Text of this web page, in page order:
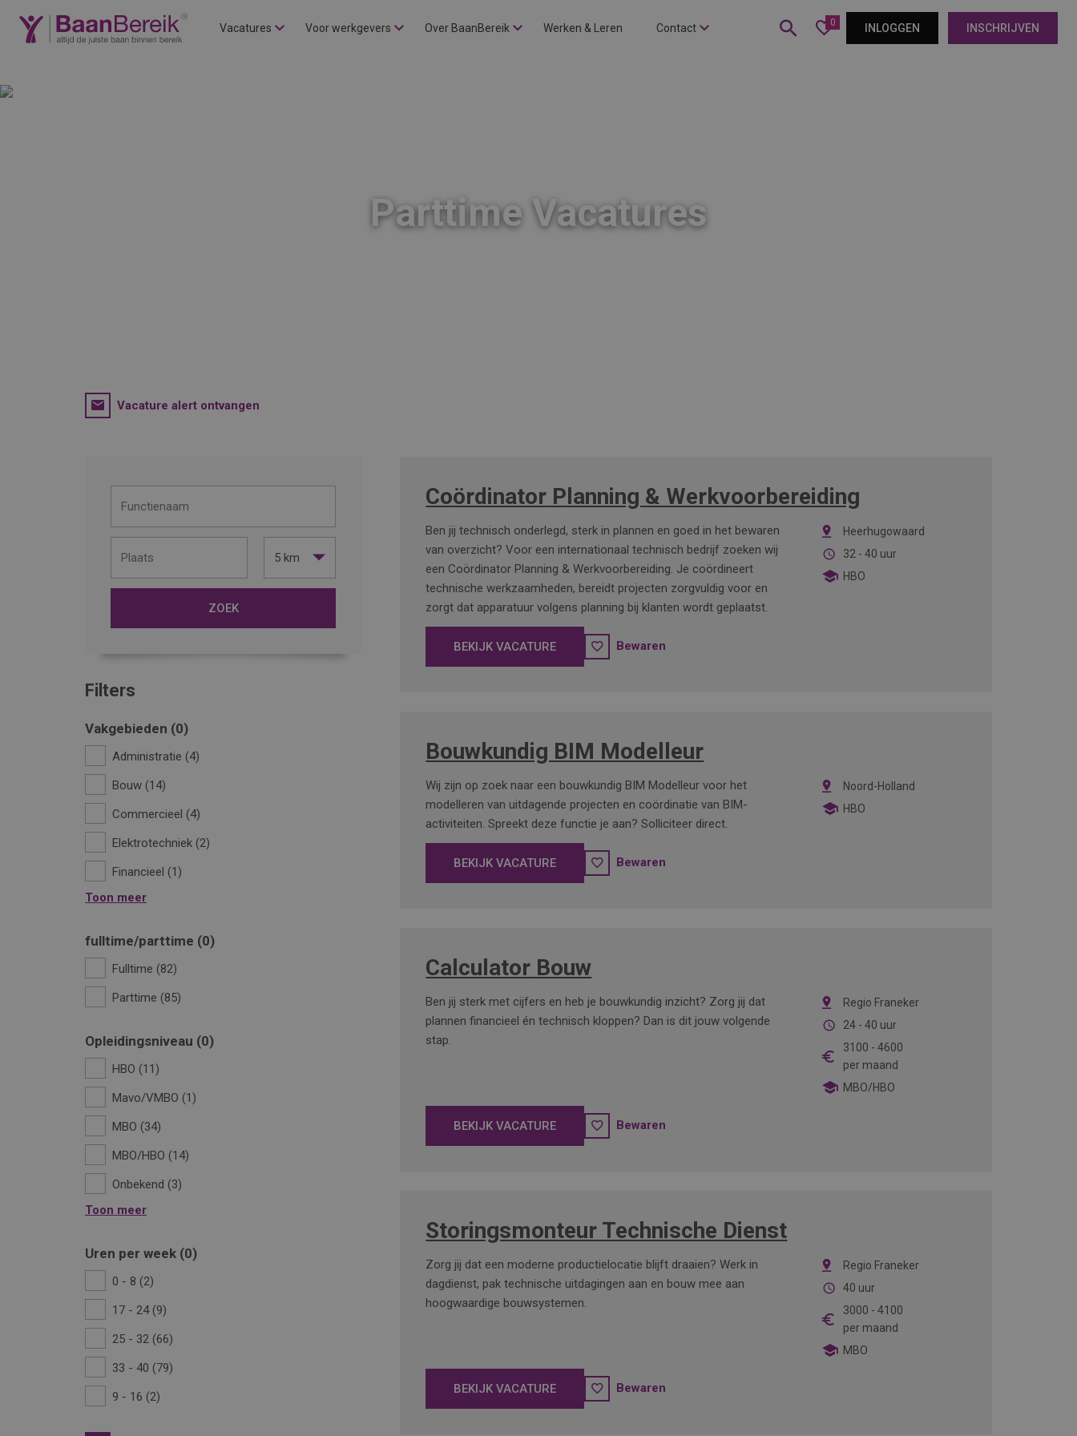
Vacatures Voor werkgevers Over BaanBereik Werken & Leren Contact 0 INLOGGEN INSCHRIJVEN
Parttime Vacatures
Vacature alert ontvangen
5 km
Filters
Vakgebieden 0
Administratie
4
Bouw 14
Commercieel
4
Elektrotechniek 2
Financieel
1
Toon meer
fulltime/parttime 0
Fulltime
82
Parttime
85
Opleidingsniveau 0
HBO
11
Mavo/VMBO
1
MBO
34
MBO/HBO
14
Onbekend
3
Toon meer
Uren per week 0
0 - 8 2
17 - 24 9
25 - 32 66
33 - 40
79
9 - 16 2
Coördinator Planning & Werkvoorbereiding
Heerhugowaard
32 - 40 uur
HBO
Ben jij technisch onderlegd, sterk in plannen en goed in het bewaren
van overzicht? Voor een internationaal technisch bedrijf zoeken wij
een Coördinator Planning & Werkvoorbereiding. Je coördineert
technische werkzaamheden, bereidt projecten zorgvuldig voor en
zorgt dat apparatuur volgens planning bij klanten wordt geplaatst.
BEKIJK VACATURE Bewaren
Bouwkundig BIM Modelleur
Noord-Holland
HBO
Wij zijn op zoek naar een bouwkundig BIM Modelleur voor het
modelleren van uitdagende projecten en coördinatie van BIM-
activiteiten. Spreekt deze functie je aan? Solliciteer direct.
BEKIJK VACATURE Bewaren
Calculator Bouw
Regio Franeker
24 - 40 uur
3100 - 4600
per maand
MBO/HBO
Ben jij sterk met cijfers en heb je bouwkundig inzicht? Zorg jij dat
plannen financieel én technisch kloppen? Dan is dit jouw volgende
stap.
BEKIJK VACATURE Bewaren
Storingsmonteur Technische Dienst
Regio Franeker
40 uur
3000 - 4100
per maand
MBO
Zorg jij dat een moderne productielocatie blijft draaien? Werk in
dagdienst, pak technische uitdagingen aan en bouw mee aan
hoogwaardige bouwsystemen.
BEKIJK VACATURE Bewaren